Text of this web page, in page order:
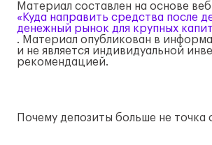
Материал составлен на основе
«Куда направить средства после
денежный рынок для крупных
. Материал опубликован в
и не является индивидуальной
рекомендацией.
Почему депозиты больше не точка